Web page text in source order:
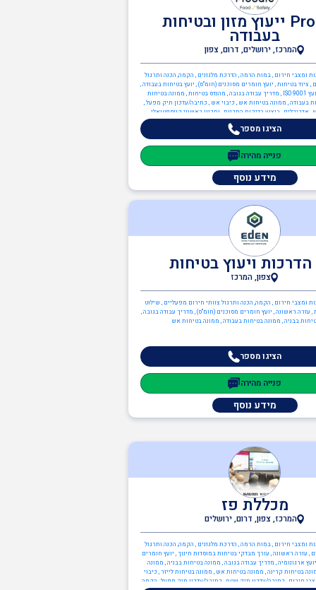
Prosafe ייעוץ מזון ובטיחות
בעבודה
המרכז, ירושלים, דרום, צפון
ומצבי חירום , במות הרמה , הדרכת מלגזנים , הקמה, הכנה ותרגול
, ציוד בטיחות , יועץ חומרים מסוכנים (חומ"ס) , יועץ בטיחות בעבודה ,
יועץ ISO 45001 , יועץ ISO 9001 , מדריך עבודה בגובה , מהנדס בטיחות , ממונה בטיחות
בעבודה , ממונה בטיחות אש , כיבוי אש , כתיבה/עדכון תיק מפעל ,
אדריכלים , ביצוע בדיקות התכנות , ותכנון ראשוני קונספטואלי ,
תעשייתית , מהנדסים והנדסאים , מהנדס מזון , מהנדסי בטיחות
הציגו מספר
פנייה מהירה
מידע נוסף
הדרכות ויעוץ בטיחות
צפון, המרכז
ומצבי חירום , הקמה, הכנה ותרגול צוותי חירום מפעליים , שילוט
, עזרה ראשונה , יועץ חומרים מסוכנים (חומ"ס) , מדריך עבודה בגובה ,
בבניה , ממונה בטיחות בעבודה , ממונה בטיחות אש
הציגו מספר
פנייה מהירה
מידע נוסף
מכללת פז
המרכז, צפון, דרום, ירושלים
ומצבי חירום , במות הרמה , הדרכת מלגזנים , הקמה, הכנה ותרגול
, עזרה ראשונה , עורך מבדקי בטיחות במוסדות חינוך , יועץ חומרים
ארגונומיה , מדריך עבודה בגובה , ממונה בטיחות בבניה , ממונה
בטיחות קרינה , ממונה בטיחות אש , ממונה בטיחות לייזר , כיבוי
חירום , כתיבה/עדכון תיק שטח , כתיבה/עדכון תיק מפעל , הקמה,